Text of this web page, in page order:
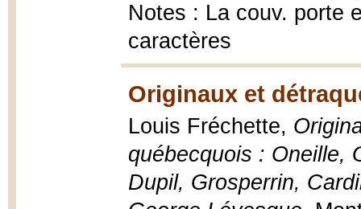
Notes : La couv. porte
caractères
Originaux et
Louis Fréchette,
québecquois : Oneille,
Dupil, Grosperrin,